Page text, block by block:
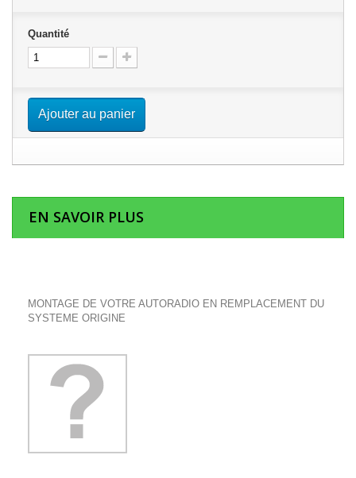
Quantité
Ajouter au panier
EN SAVOIR PLUS
MONTAGE DE VOTRE AUTORADIO EN REMPLACEMENT DU
SYSTEME ORIGINE